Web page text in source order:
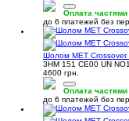
Оплата частями
до 6 платежей без
Шолом MET Crossover
3HM 151 CE00 UN NO1
4600 грн.
Оплата частями
до 6 платежей без